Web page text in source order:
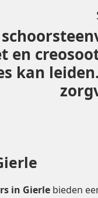
en
kan
in Gierle bieden